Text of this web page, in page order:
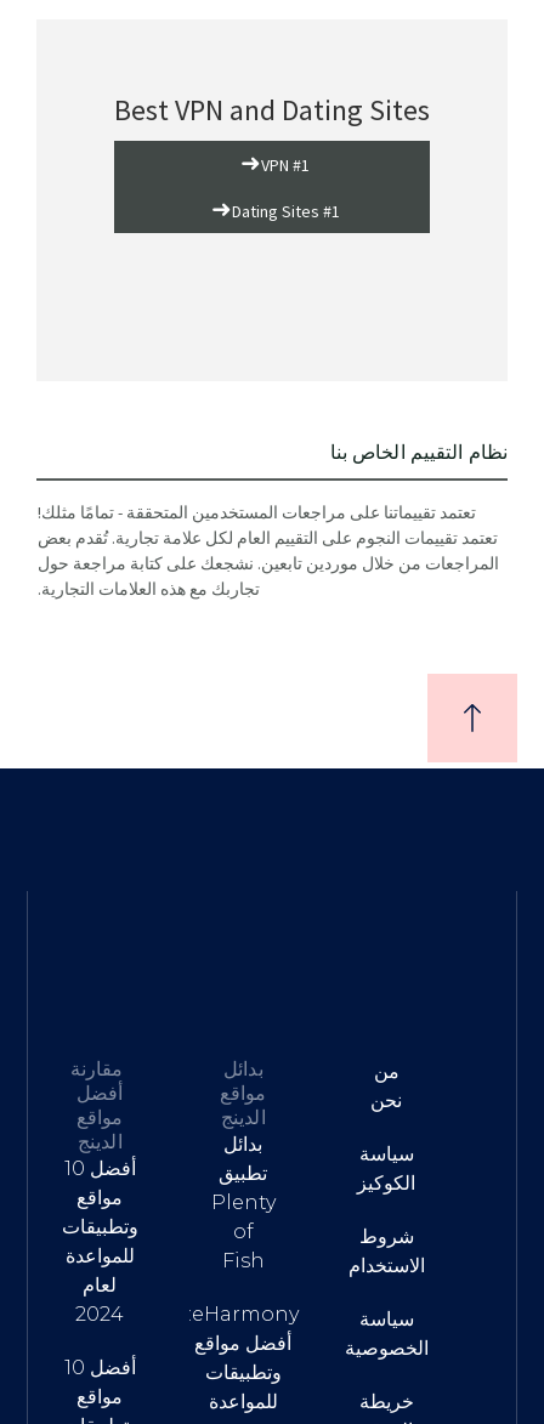
Best VPN and Dating Sites
VPN #1
➜
Dating Sites #1
➜
نظام التقييم الخاص بنا
تعتمد تقييماتنا على مراجعات المستخدمين المتحققة - تمامًا مثلك!
تعتمد تقييمات النجوم على التقييم العام لكل علامة تجارية. تُقدم بعض
المراجعات من خلال موردين تابعين. نشجعك على كتابة مراجعة حول
تجاربك مع هذه العلامات التجارية.
من
نحن
سياسة
الكوكيز
شروط
الاستخدام
سياسة
الخصوصية
خريطة
بدائل
مواقع
الدينج
بدائل
تطبيق
Plenty
of
Fish
eHarmony:
أفضل مواقع
وتطبيقات
للمواعدة
مقارنة
أفضل
مواقع
الدينج
أفضل 10
مواقع
وتطبيقات
للمواعدة
لعام
2024
أفضل 10
مواقع